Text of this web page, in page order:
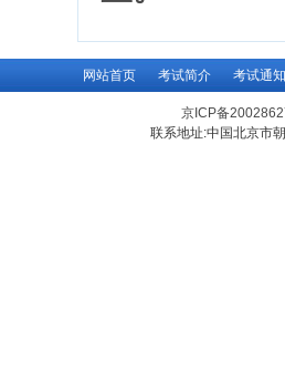
网站首页 考试简介 考试通知
京ICP备
联系地址:中国北京市